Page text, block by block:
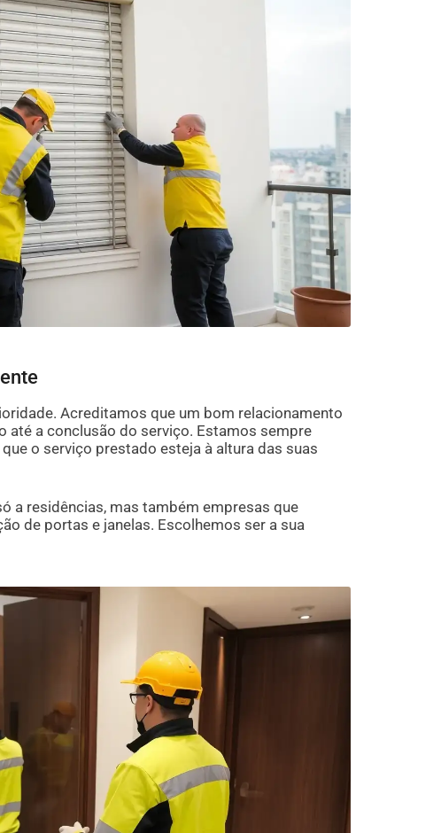
Acreditamos que um bom relacionamento
a conclusão do serviço. Estamos sempre
o serviço prestado esteja à altura das suas
a residências, mas também empresas que
de portas e janelas. Escolhemos ser a sua